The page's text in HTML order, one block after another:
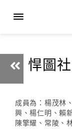
悍圖
成員為：楊茂林
興、楊仁明、賴
陳擎耀、常陵、